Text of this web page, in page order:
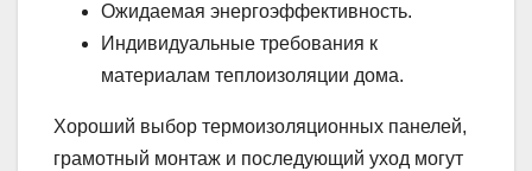
Ожидаемая энергоэффективность.
Индивидуальные требования к
материалам теплоизоляции дома.
Хороший выбор термоизоляционных панелей,
грамотный монтаж и последующий уход могут